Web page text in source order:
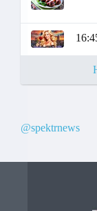
@spektrnews